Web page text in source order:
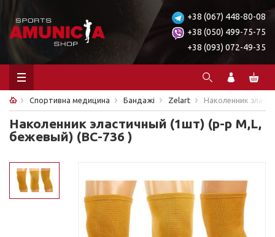
+38 (067) 448-80-08
+38 (050) 499-75-75
+38 (093) 072-49-35
Спортивна медицина Бандажі Zelart Наколенник
Наколенник эластичный (1шт) (р-р M,L,
бежевый) (BC-736 )